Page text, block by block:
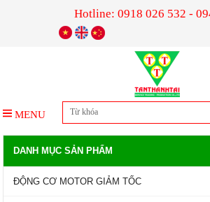
Hotline: 0918 026 532 -
MENU
DANH MỤC SẢN PHẨM
ĐỘNG CƠ MOTOR GIẢM TỐC